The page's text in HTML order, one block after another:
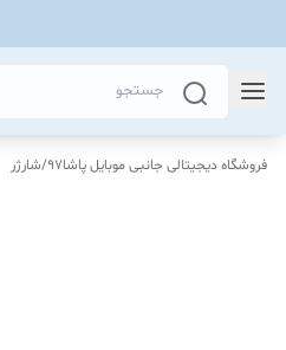
فروشگاه دیجیتالی جانبی موبایل پاشا97 /شارژر